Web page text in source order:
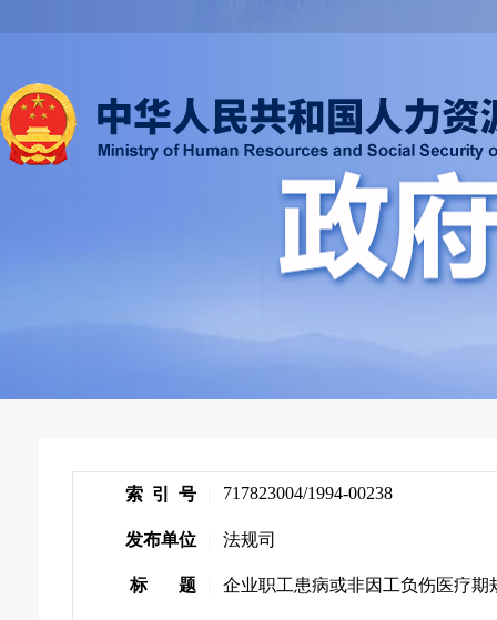
索 引 号 717823004/1994-00238
发布单位 法规司
标 题 企业职工患病或非因工负伤医疗期